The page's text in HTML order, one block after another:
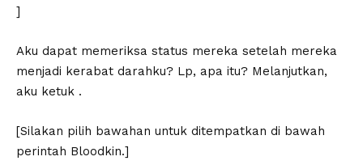
]
Aku dapat memeriksa status mereka setelah mereka
menjadi kerabat darahku? Lp, apa itu? Melanjutkan,
aku ketuk .
[Silakan pilih bawahan untuk ditempatkan di bawah
perintah Bloodkin.]